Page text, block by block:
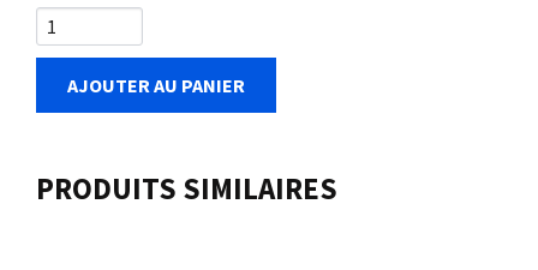
AJOUTER AU PANIER
PRODUITS SIMILAIRES